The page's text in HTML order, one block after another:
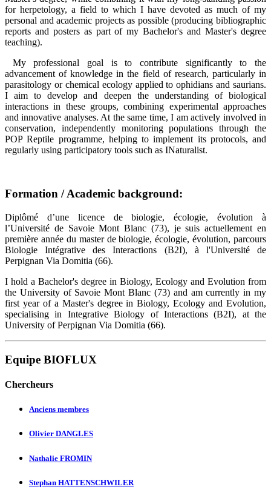
for herpetology, a field to which I have devoted as much of my
personal and academic projects as possible (producing bibliographic
reports and posters as part of my Bachelor's and Master's degree
teaching).
My professional goal is to contribute significantly to the
advancement of knowledge in the field of research, particularly in
parasitology or chemical ecology applied to ophidians and saurians.
I aim to develop and deepen the understanding of biological
interactions in these groups, combining experimental approaches
and innovative analyses. At the same time, I am actively involved in
conservation, independently monitoring populations through the
POP Reptile programme, helping to implement its protocols, and
regularly using participatory tools such as INaturalist.
Formation / Academic background:
Diplômé d’une licence de biologie, écologie, évolution à
l’Université de Savoie Mont Blanc (73), je suis actuellement en
première année du master de biologie, écologie, évolution, parcours
Biologie Intégrative des Interactions (B2I), à l'Université de
Perpignan Via Domitia (66).
I hold a Bachelor's degree in Biology, Ecology and Evolution from
the University of Savoie Mont Blanc (73) and am currently in my
first year of a Master's degree in Biology, Ecology and Evolution,
specialising in Integrative Biology of Interactions (B2I), at the
University of Perpignan Via Domitia (66).
Equipe BIOFLUX
Chercheurs
Anciens membres
Olivier DANGLES
Nathalie FROMIN
Stephan HATTENSCHWILER